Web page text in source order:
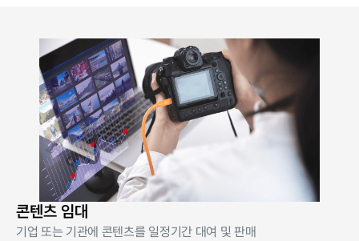
콘텐츠 임대
기업 또는 기관에 콘텐츠를 일정기간 대여 및 판매